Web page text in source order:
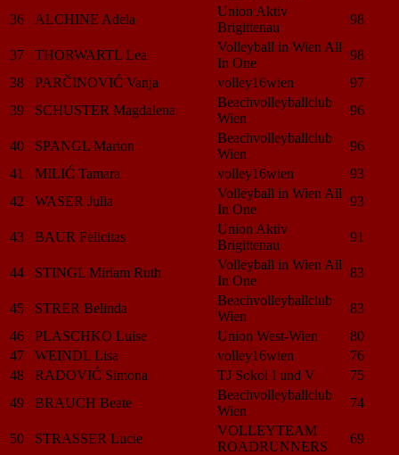
36 ALCHINE Adela
Union Aktiv
Brigittenau
98
37 THORWARTL Lea
Volleyball in Wien All
In One
98
38
PARČINOVIĆ Vanja volley16wien
97
39
SCHUSTER Magdalena
Beachvolleyballclub
Wien
96
40 SPANGL Marion
Beachvolleyballclub
Wien
96
41
MILIĆ Tamara volley16wien
93
42
WASER Julia
Volleyball in Wien All
In One
93
43 BAUR Felicitas
Union Aktiv
Brigittenau
91
44 STINGL Miriam Ruth
Volleyball in Wien All
In One
83
45 STRER Belinda
Beachvolleyballclub
Wien
83
46
PLASCHKO Luise Union West-Wien
80
47
WEINDL Lisa volley16wien
76
48
RADOVIĆ Simona TJ Sokol I und V
75
49
BRAUCH Beate
Beachvolleyballclub
Wien
74
50 STRASSER Lucie
VOLLEYTEAM
ROADRUNNERS
69